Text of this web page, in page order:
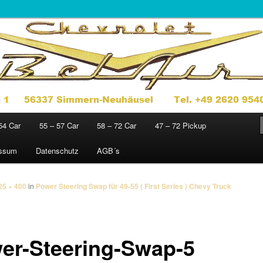
1949 – 1972
Car 55 – 57 Car 58 – 72 Car 47 – 72 Pickup
Datenschutz AGB´s
Steering-Swap-5
× 400 in Power Steering Swap für 49-55 ( First Series ) Chevy Truck